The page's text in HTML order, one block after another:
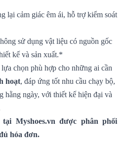
lại cảm giác êm ái, hỗ trợ kiểm soát
sử dụng vật liệu có nguồn gốc
kế và sản xuất.*
lựa chọn phù hợp cho những ai cần
hoạt, đáp ứng tốt nhu cầu chạy bộ,
hằng ngày, với thiết kế hiện đại và
tại Myshoes.vn được phân phối
hóa đơn.